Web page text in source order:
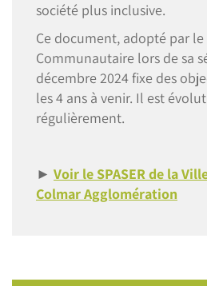
société plus inclusive.
Ce document, adopté par le
Communautaire lors de sa
décembre 2024 fixe des
les 4 ans à venir. Il est
régulièrement.
► Voir le SPASER de la
Colmar Agglomération